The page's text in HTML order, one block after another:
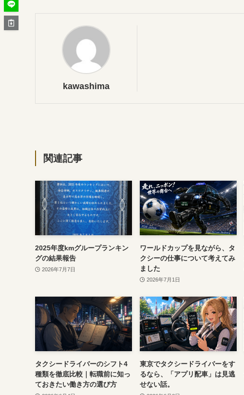
kawashima
関連記事
2025年度kmグループランキン
グの結果報告
2026年7月7日
ワールドカップを見ながら、タ
クシーの仕事について考えてみ
ました
2026年7月1日
タクシードライバーのシフト4
種類を徹底比較｜転職前に知っ
ておきたい働き方の選び方
東京でタクシードライバーをす
るなら、「アプリ配車」は見逃
せない話。